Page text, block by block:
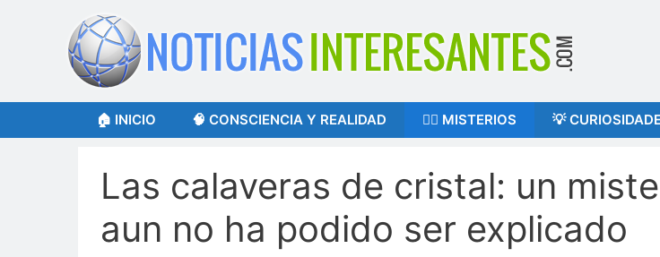
contenido
🏠 INICIO 🧠 CONSCIENCIA Y REALIDAD 🕵️‍♂️ MISTERIOS 💡
Las calaveras de cristal: un
aun no ha podido ser explicado